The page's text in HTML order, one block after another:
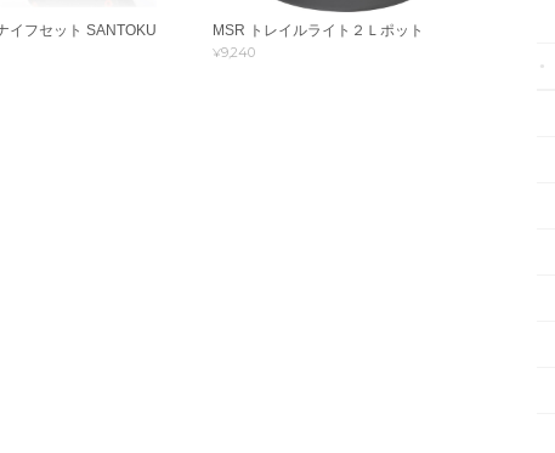
イフセット SANTOKU
MSR トレイルライト２Ｌポット
¥9,240